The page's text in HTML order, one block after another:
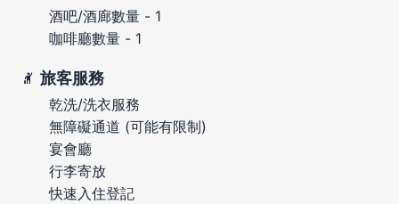
酒吧/酒廊數量 - 1
咖啡廳數量 - 1
旅客服務
乾洗/洗衣服務
無障礙通道 (可能有限制)
宴會廳
行李寄放
快速入住登記